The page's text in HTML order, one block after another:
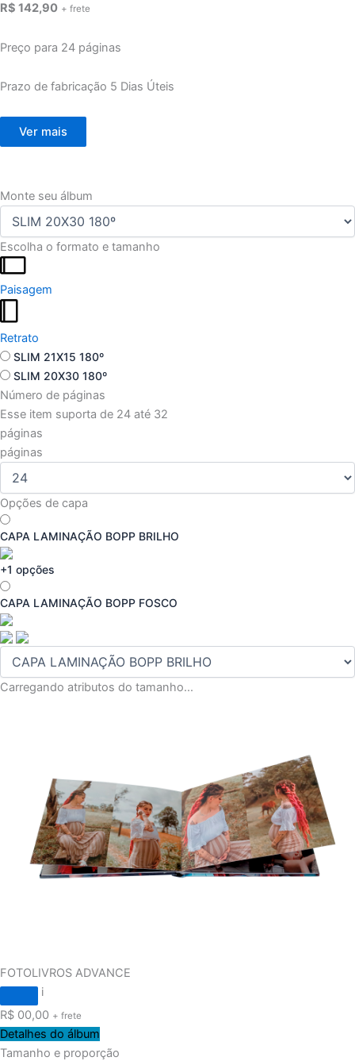
R$ 142,90 + frete
Preço para 24 páginas
Prazo de fabricação 5 Dias Úteis
Ver mais
Monte seu álbum
Escolha o formato e tamanho
Paisagem
Retrato
SLIM 21X15 180º
SLIM 20X30 180º
Número de páginas
Esse item suporta de 24 até 32
páginas
páginas
Opções de capa
CAPA LAMINAÇÃO BOPP BRILHO
+1 opções
CAPA LAMINAÇÃO BOPP FOSCO
Carregando atributos do tamanho...
FOTOLIVROS ADVANCE
i
R$ 00,00 + frete
Detalhes do álbum
Tamanho e proporção